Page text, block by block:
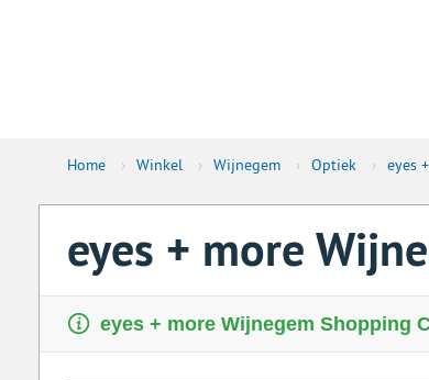
Home › Winkel › Wijnegem › Optiek › eyes
eyes + more
eyes + more Wijnegem Shopping